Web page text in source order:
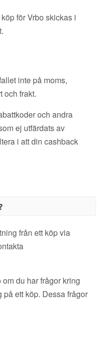
för Vrbo skickas i
inte på moms,
och frakt.
och andra
ej utfärdats av
i att din cashback
från ett köp via
du har frågor kring
på ett köp. Dessa frågor